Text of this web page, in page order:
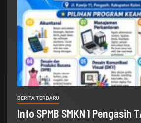
BERITA TERBARU
Info SPMB SMKN 1 Pengasih